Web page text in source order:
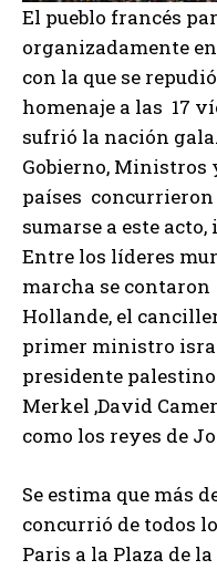
El pueblo francés
organizadamente
con la que se
homenaje a las 17
sufrió la nación
Gobierno, Ministros
países
sumarse a este
Entre los líderes
marcha se
Hollande, el
primer ministro
presidente
Merkel ,David
como los reyes de
Se estima que más
concurrió de todos
Paris a la Plaza de